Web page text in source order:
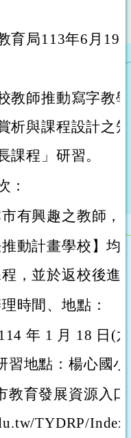
育局113年6月19
教師推動寫字教
析與課程設計之
課程」研習。
：
有興趣之教師，
動計畫學校】均
，並於返校後進
時間、地點：
年 1 月 18 日(
習地點：楊心國
教育發展資源入
TYDRP/